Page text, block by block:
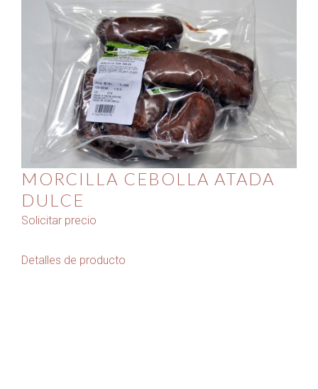
MORCILLA CEBOLLA ATADA
DULCE
Solicitar precio
Detalles de producto